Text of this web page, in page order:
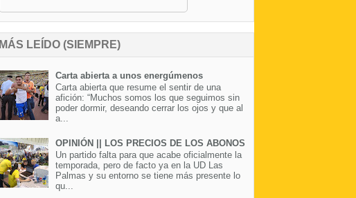
MÁS LEÍDO (SIEMPRE)
Carta abierta a unos energúmenos
Carta abierta que resume el sentir de una
afición: “Muchos somos los que seguimos sin
poder dormir, deseando cerrar los ojos y que al
a...
OPINIÓN || LOS PRECIOS DE LOS ABONOS
Un partido falta para que acabe oficialmente la
temporada, pero de facto ya en la UD Las
Palmas y su entorno se tiene más presente lo
qu...